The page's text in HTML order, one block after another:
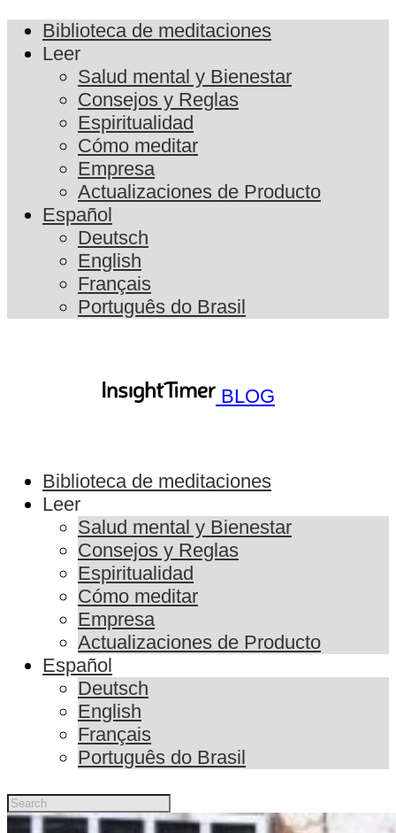
Biblioteca de meditaciones
Leer
Salud mental y Bienestar
Consejos y Reglas
Espiritualidad
Cómo meditar
Empresa
Actualizaciones de Producto
Español
Deutsch
English
Français
Português do Brasil
BLOG
Biblioteca de meditaciones
Leer
Salud mental y Bienestar
Consejos y Reglas
Espiritualidad
Cómo meditar
Empresa
Actualizaciones de Producto
Español
Deutsch
English
Français
Português do Brasil